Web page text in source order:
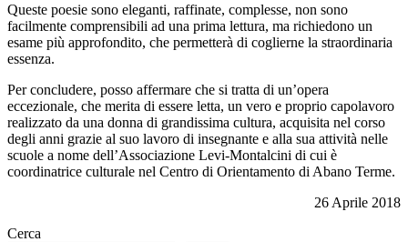
Queste poesie sono eleganti, raffinate, complesse, non sono
facilmente comprensibili ad una prima lettura, ma richiedono un
esame più approfondito, che permetterà di coglierne la straordinaria
essenza.
Per concludere, posso affermare che si tratta di un’opera
eccezionale, che merita di essere letta, un vero e proprio capolavoro
realizzato da una donna di grandissima cultura, acquisita nel corso
degli anni grazie al suo lavoro di insegnante e alla sua attività nelle
scuole a nome dell’Associazione Levi-Montalcini di cui è
coordinatrice culturale nel Centro di Orientamento di Abano Terme.
26 Aprile 2018
Cerca